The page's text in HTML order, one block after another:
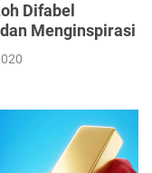
Difabel
Menginspirasi